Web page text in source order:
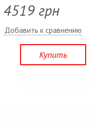
4519 грн
Добавить к сравнению
Купить